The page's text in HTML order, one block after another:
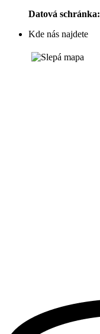
Datová schránka:
Kde nás najdete